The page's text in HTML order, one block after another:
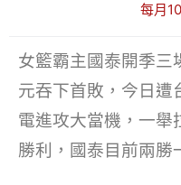
e
b
o
o
k
itt
er
ai
l
每月
女籃霸主國泰開季三
元吞下首敗，今日遭
電進攻大當機，一舉
勝利，國泰目前兩勝